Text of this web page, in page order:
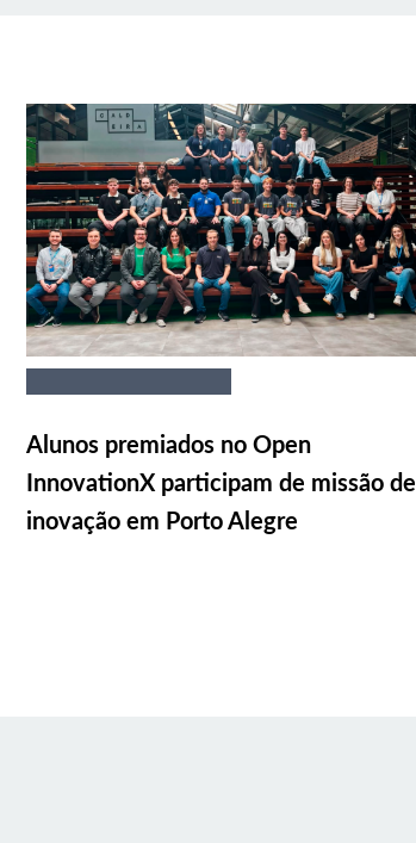
Alunos premiados no Open
InnovationX participam de missão de
inovação em Porto Alegre